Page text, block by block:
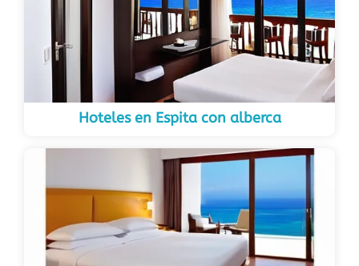
Hoteles en Espita con alberca